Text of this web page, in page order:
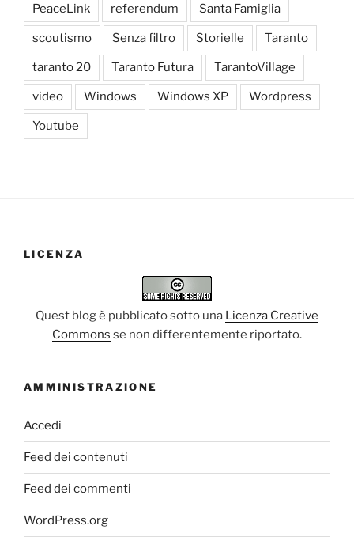
PeaceLink referendum Santa Famiglia
scoutismo Senza filtro Storielle Taranto
taranto 20 Taranto Futura TarantoVillage
video Windows Windows XP Wordpress
Youtube
LICENZA
Quest blog è pubblicato sotto una Licenza Creative
Commons se non differentemente riportato.
AMMINISTRAZIONE
Accedi
Feed dei contenuti
Feed dei commenti
WordPress.org